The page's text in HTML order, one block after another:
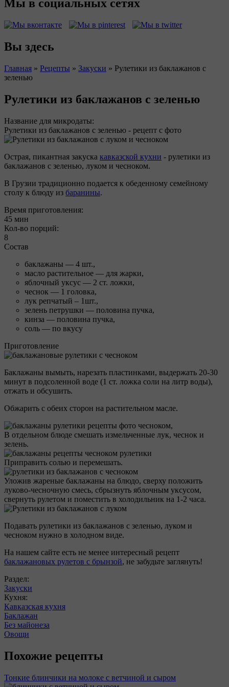
Мы в социальных сетях
Вы здесь
Главная » Рецепты » Закуски » Рулетики из баклажанов с
зеленью
Рулетики из баклажанов с зеленью
Название для микродаты:
Рулетики из баклажанов с зеленью - рецепт с фото
Острая, пикантная закуска кавказской кухни - рулетики из
баклажанов с зеленью, луком и чесноком.
В Грузии традиционно подается к обеденному семейному
столу к блюду из баранины.
Время приготовления:
45 мин
Кол-во порций:
8
Состав
баклажаны — 4 шт.,
масло растительное — для жарки,
яблочный уксус — 2 ст. ложки,
чеснок — 1 головка,
лук репчатый – 1шт.,
зелень петрушки — половина пучка,
кинза — половина пучка,
соль — по вкусу
Приготовление
Баклажаны вымыть, нарезать пластинками, выдержать 20-30
минут в подсоленной воде (1 ст. ложка соли на литр воды),
отжать и обсушить.
Обжарить с обеих сторон на растительном масле.
В отдельном блюде смешать измельченные лук, чеснок и
зелень.
Приправить солью и перемешать.
Уложив жареные баклажаны на блюдо, сверху положить
луково-чесночную смесь, сбрызнуть яблочным уксусом,
свернуть рулетом и поместить в холодильник на 1-2 часа.
Подавать рулетики из баклажанов с зеленью, луком и
чесноком нужно в холодном виде.
На нашем сайте есть не менее интересный рецепт
баклажановых рулетов с брынзой, не забудьте заглянуть!
Раздел:
Закуски
Кухня:
Кавказская кухня
Баклажан
Без майонеза
Овощи
Похожие рецепты
Тонкие блинчики на молоке с ветчиной и сыром